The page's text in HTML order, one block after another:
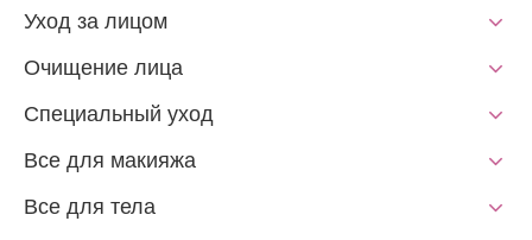
Уход за лицом
Очищение лица
Специальный уход
Все для макияжа
Все для тела